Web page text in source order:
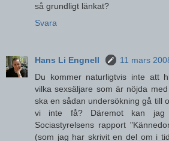
så grundligt länkat?
Svara
Hans Li Engnell
11 mars
Du kommer naturligtvis inte att
vilka sexsäljare som är nöjda
ska en sådan undersökning gå till
vi inte få? Däremot kan jag
Sociastyrelsens rapport
(som jag har skrivit en del om i